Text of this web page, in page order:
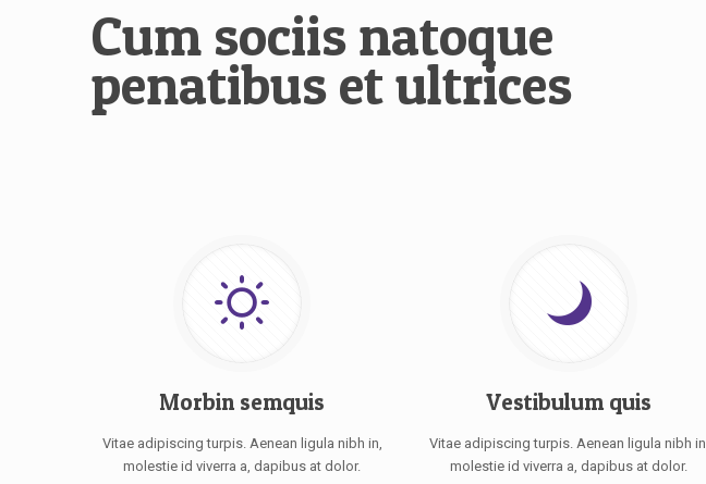
Cum sociis natoque
penatibus et ultrices
Morbin semquis
Vitae adipiscing turpis. Aenean ligula nibh in,
molestie id viverra a, dapibus at dolor.
Vestibulum quis
Vitae adipiscing turpis. Aenean ligula nibh in,
molestie id viverra a, dapibus at dolor.